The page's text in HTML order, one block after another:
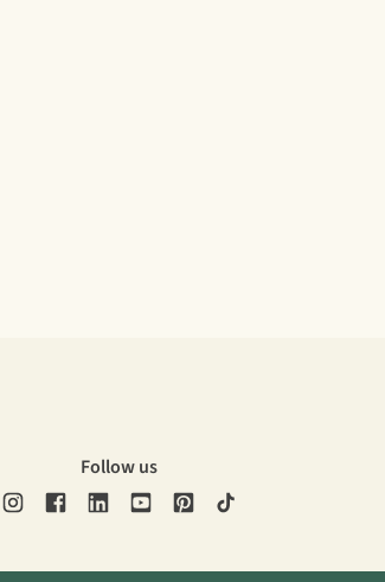
Follow us